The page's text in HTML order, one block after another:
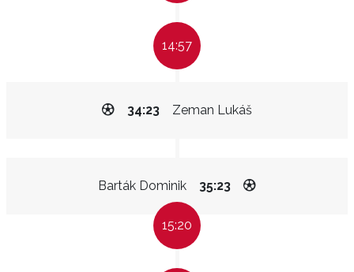
14:57
Zeman Lukáš
34:23
Barták Dominik 35:23
15:20